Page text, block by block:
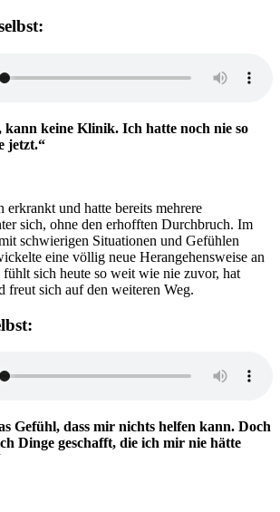
kann keine Klinik. Ich hatte noch nie so
jetzt.“
erkrankt und hatte bereits mehrere
sich, ohne den erhofften Durchbruch. Im
schwierigen Situationen und Gefühlen
eine völlig neue Herangehensweise an
sich heute so weit wie nie zuvor, hat
freut sich auf den weiteren Weg.
Gefühl, dass mir nichts helfen kann. Doch
Dinge geschafft, die ich mir nie hätte